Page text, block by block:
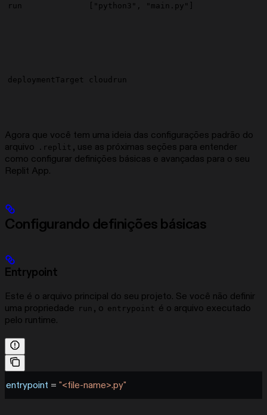
run ["python3", "main.py"]
deploymentTarget cloudrun
Agora que você tem uma ideia das configurações padrão do
arquivo
.replit , use as próximas seções para entender
como configurar definições básicas e avançadas para o seu
Replit App.
Configurando definições básicas
Entrypoint
Este é o arquivo principal do seu projeto. Se você não definir
uma propriedade
run , o entrypoint é o arquivo executado
pelo runtime.
entrypoint = "<file-name>.py"